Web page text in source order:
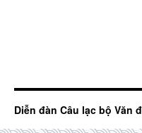
Diễn đàn Câu lạc bộ Văn